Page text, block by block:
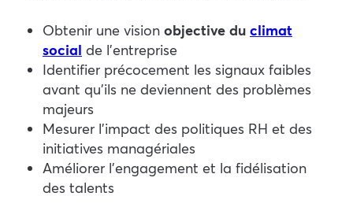
Obtenir une vision objective du climat
social de l’entreprise
Identifier précocement les signaux faibles
avant qu’ils ne deviennent des problèmes
majeurs
Mesurer l’impact des politiques RH et des
initiatives managériales
Améliorer l’engagement et la fidélisation
des talents